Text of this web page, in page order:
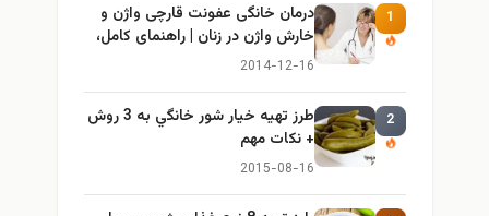
1
درمان خانگی عفونت قارچی واژن و
خارش واژن در زنان | راهنمای کامل،
ایمن و کاربردی
2014-12-16
2
طرز تهيه خیار شور خانگي به 3 روش
+ نكات مهم
2015-08-16